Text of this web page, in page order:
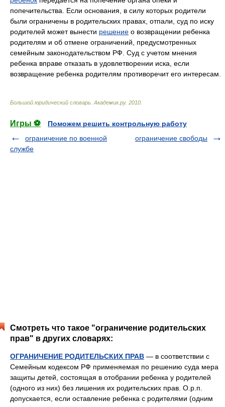
попечительства. Если основания, в силу которых родители
были ограничены в родительских правах, отпали, суд по иску
родителей может вынести решение о возвращении ребенка
родителям и об отмене ограничений, предусмотренных
семейным законодательством РФ. Суд с учетом мнения
ребенка вправе отказать в удовлетворении иска, если
возвращение ребенка родителям противоречит его интересам.
Большой юридический словарь Академик.ру. 2010
Игры ⚽
Поможем решить контрольную работу
ограничение по военной
службе
ограничение свободы
Смотреть что такое "ограничение родительских
прав" в других словарях:
ОГРАНИЧЕНИЕ РОДИТЕЛЬСКИХ ПРАВ — в соответствии с
Семейным кодексом РФ применяемая по решению суда мера
защиты детей, состоящая в отобрании ребенка у родителей
(одного из них) без лишения их родительских прав. О.р.п.
допускается, если оставление ребенка с родителями (одним